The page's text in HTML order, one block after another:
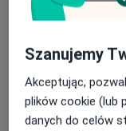
Szanujemy
Akceptując,
plików cookie (lub
danych do celów